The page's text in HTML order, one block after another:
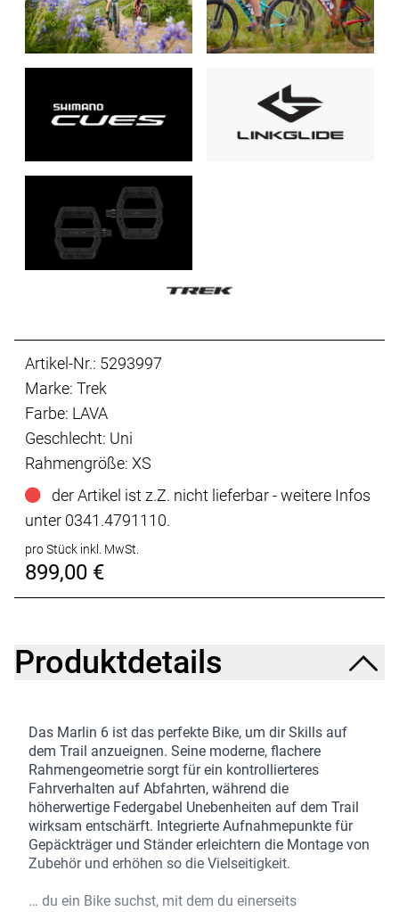
Artikel-Nr.: 5293997
Marke: Trek
Farbe: LAVA
Geschlecht: Uni
Rahmengröße: XS
der Artikel ist z.Z. nicht lieferbar - weitere Infos
unter 0341.4791110.
pro Stück inkl. MwSt.
899,00 €
Produktdetails
Das Marlin 6 ist das perfekte Bike, um dir Skills auf
dem Trail anzueignen. Seine moderne, flachere
Rahmengeometrie sorgt für ein kontrollierteres
Fahrverhalten auf Abfahrten, während die
höherwertige Federgabel Unebenheiten auf dem Trail
wirksam entschärft. Integrierte Aufnahmepunkte für
Gepäckträger und Ständer erleichtern die Montage von
Zubehör und erhöhen so die Vielseitigkeit.
… du ein Bike suchst, mit dem du einerseits